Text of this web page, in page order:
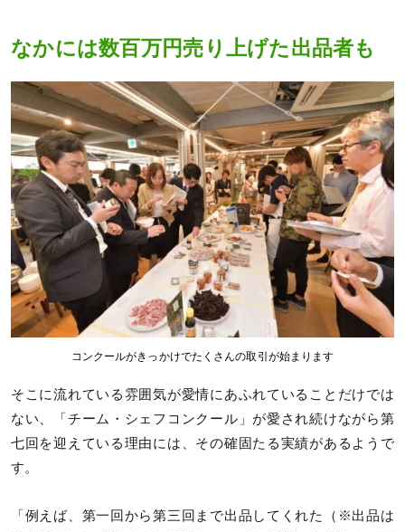
なかには数百万円売り上げた出品者も
コンクールがきっかけでたくさんの取引が始まります
そこに流れている雰囲気が愛情にあふれていることだけでは
ない、「チーム・シェフコンクール」が愛され続けながら第
七回を迎えている理由には、その確固たる実績があるようで
す。
「例えば、第一回から第三回まで出品してくれた（※出品は